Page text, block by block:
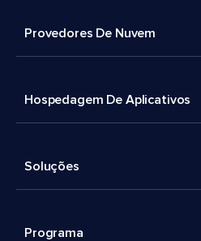
Provedores De Nuvem
Hospedagem De Aplicativos
Soluções
Programa